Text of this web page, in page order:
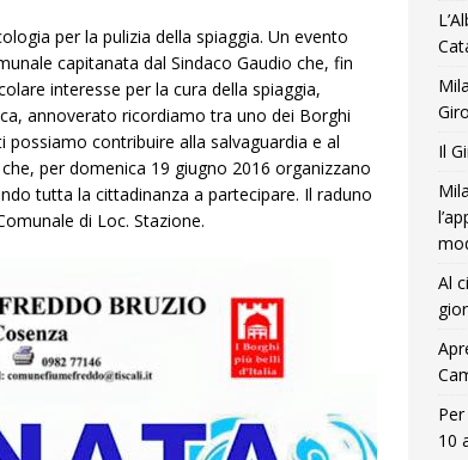
per la pulizia della spiaggia. Un evento
capitanata dal Sindaco Gaudio che, fin
interesse per la cura della spiaggia,
annoverato ricordiamo tra uno dei Borghi
possiamo contribuire alla salvaguardia e al
per domenica 19 giugno 2016 organizzano
tutta la cittadinanza a partecipare. Il raduno
di Loc. Stazione.
Il
Al
10